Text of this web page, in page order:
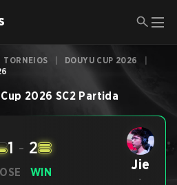
TORNEIOS DOUYU CUP 2026
2026 SC2 Partida
1 - 2
WIN Jie
-